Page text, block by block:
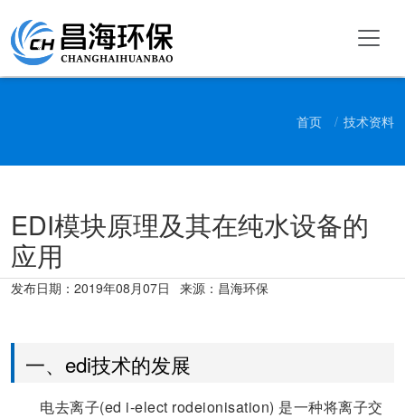
首页 技术资料
EDI模块原理及其在纯水设备的
应用
发布日期： 2019年08月07日 来源：昌海环保
一、edi技术的发展
电去离子(ed i-elect rodeionisation) 是一种将离子交